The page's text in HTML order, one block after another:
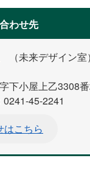
わせ先
未来デザイン室
下小屋上乙3308
0241-45-2241
はこちら